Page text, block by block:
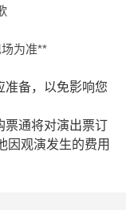
为准**
准备，以免影响您
票通将对演出票订
因观演发生的费用